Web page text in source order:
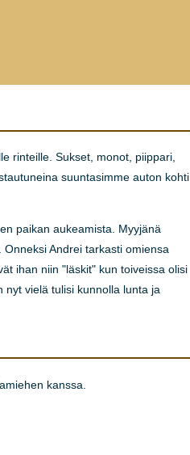
rinteille. Sukset, monot, piippari,
suuntasimme auton kohti
paikan aukeamista. Myyjänä
Andrei tarkasti omiensa
ihan niin "läskit" kun toiveissa olisi
nyt vielä tulisi kunnolla lunta ja
kanssa.